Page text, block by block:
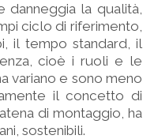
danneggia la qualità,
ciclo di riferimento,
il tempo standard, il
cioè i ruoli e le
variano e sono meno
il concetto di
di montaggio, ha
sostenibili.